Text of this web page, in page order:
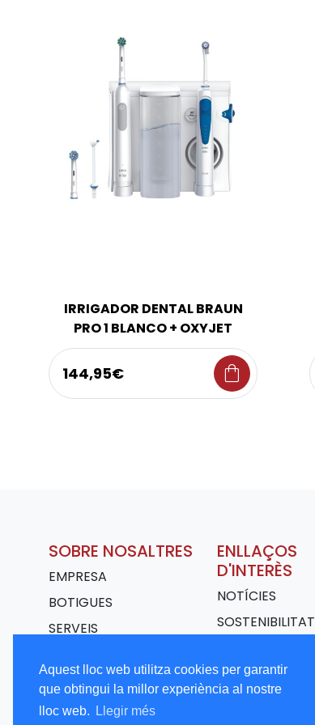
Aquest lloc web utilitza cookies per garantir
que obtingui la millor experiència al nostre
lloc web.
Llegir més
IRRIGADOR DENTAL BRAUN
PRO 1 BLANCO + OXYJET
144,95€ shopping_bag
SOBRE NOSALTRES
EMPRESA
BOTIGUES
SERVEIS
TREBALLA AMB
NOSALTRES
ENLLAÇOS
D'INTERÈS
NOTÍCIES
SOSTENIBILITAT